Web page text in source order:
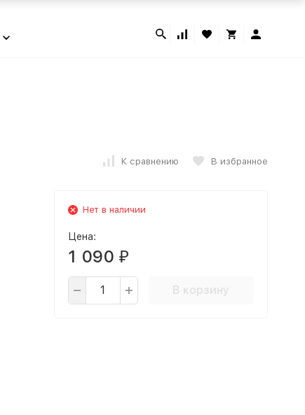
К сравнению В избранное
Нет в наличии
Цена:
1 090 ₽
В корзину